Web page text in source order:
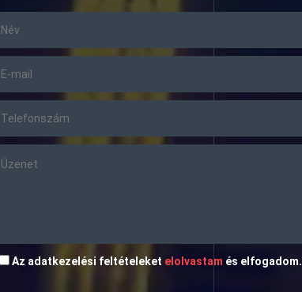
Az adatkezelési feltételeket elolvastam és elfogadom.